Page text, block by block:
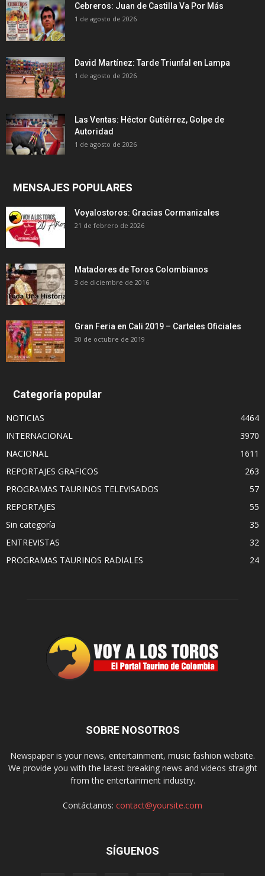
Cebreros: Juan de Castilla Va Por Más
1 de agosto de 2026
David Martínez: Tarde Triunfal en Lampa
1 de agosto de 2026
Las Ventas: Héctor Gutiérrez, Golpe de
Autoridad
1 de agosto de 2026
MENSAJES POPULARES
Voyalostoros: Gracias Cormanizales
21 de febrero de 2026
Matadores de Toros Colombianos
3 de diciembre de 2016
Gran Feria en Cali 2019 – Carteles Oficiales
30 de octubre de 2019
Categoría popular
NOTICIAS
4464
INTERNACIONAL
3970
NACIONAL
1611
REPORTAJES GRAFICOS
263
PROGRAMAS TAURINOS TELEVISADOS
57
REPORTAJES
55
Sin categoría
35
ENTREVISTAS
32
PROGRAMAS TAURINOS RADIALES
24
SOBRE NOSOTROS
Newspaper is your news, entertainment, music fashion website.
We provide you with the latest breaking news and videos straight
from the entertainment industry.
Contáctanos: contact@yoursite.com
SÍGUENOS